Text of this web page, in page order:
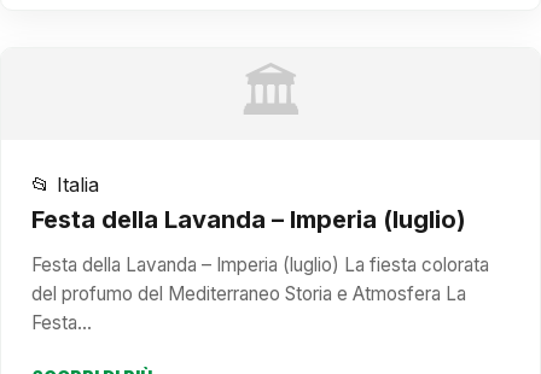
🏛️
📂 Italia
Festa della Lavanda – Imperia (luglio)
Festa della Lavanda – Imperia (luglio) La fiesta colorata
del profumo del Mediterraneo Storia e Atmosfera La
Festa…